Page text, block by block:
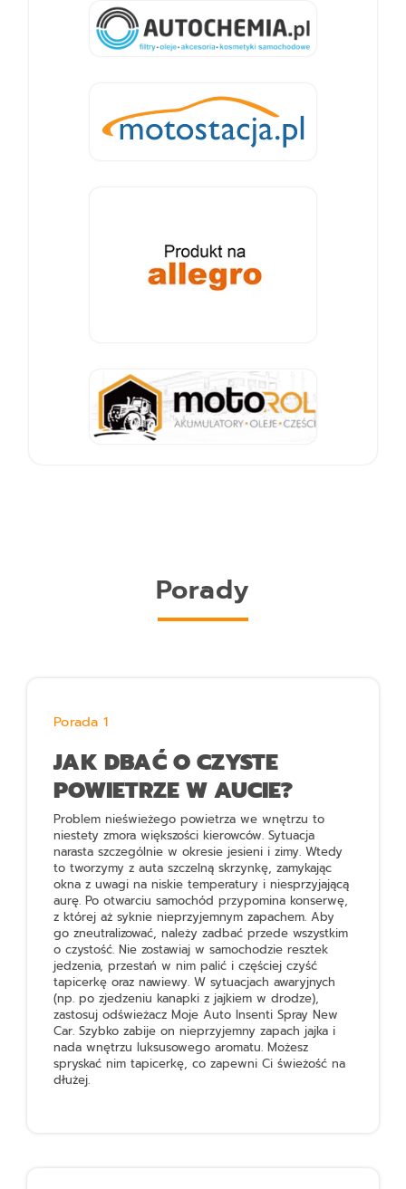
Porady
Porada 1
JAK DBAĆ O CZYSTE
POWIETRZE W AUCIE?
Problem nieświeżego powietrza we wnętrzu to
niestety zmora większości kierowców. Sytuacja
narasta szczególnie w okresie jesieni i zimy. Wtedy
to tworzymy z auta szczelną skrzynkę, zamykając
okna z uwagi na niskie temperatury i niesprzyjającą
aurę. Po otwarciu samochód przypomina konserwę,
z której aż syknie nieprzyjemnym zapachem. Aby
go zneutralizować, należy zadbać przede wszystkim
o czystość. Nie zostawiaj w samochodzie resztek
jedzenia, przestań w nim palić i częściej czyść
tapicerkę oraz nawiewy. W sytuacjach awaryjnych
(np. po zjedzeniu kanapki z jajkiem w drodze),
zastosuj odświeżaczMoje Auto Insenti Spray New
Car. Szybko zabije on nieprzyjemny zapach jajka i
nada wnętrzu luksusowego aromatu. Możesz
spryskać nim tapicerkę, co zapewni Ci świeżość na
dłużej.